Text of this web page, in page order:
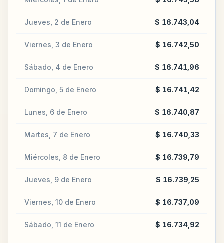
Jueves, 2 de Enero $ 16.743,04
Viernes, 3 de Enero $ 16.742,50
Sábado, 4 de Enero $ 16.741,96
Domingo, 5 de Enero $ 16.741,42
Lunes, 6 de Enero $ 16.740,87
Martes, 7 de Enero $ 16.740,33
Miércoles, 8 de Enero $ 16.739,79
Jueves, 9 de Enero $ 16.739,25
Viernes, 10 de Enero $ 16.737,09
Sábado, 11 de Enero $ 16.734,92